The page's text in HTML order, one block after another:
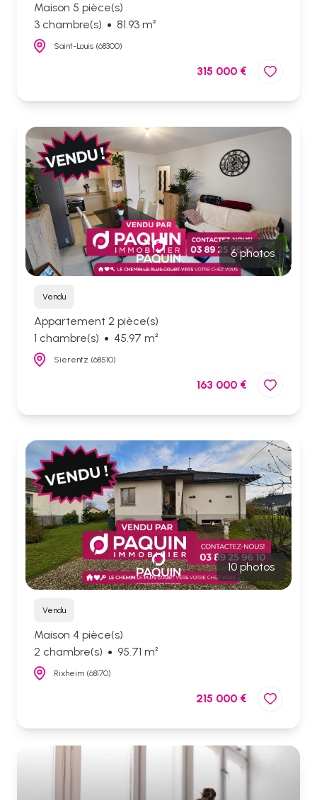
Maison 5 pièce(s)
3 chambre(s)
81.93 m²
Saint-Louis (68300)
315 000 €
6 photos
Vendu
Appartement 2 pièce(s)
1 chambre(s)
45.97 m²
Sierentz (68510)
163 000 €
10 photos
Vendu
Maison 4 pièce(s)
2 chambre(s)
95.71 m²
Rixheim (68170)
215 000 €